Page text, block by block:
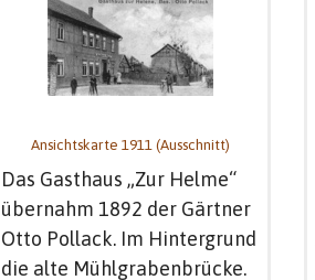
Ansichtskarte 1911 (Ausschnitt)
Das Gasthaus „Zur Helme“
übernahm 1892 der Gärtner
Otto Pollack. Im Hintergrund
die alte Mühlgrabenbrücke.